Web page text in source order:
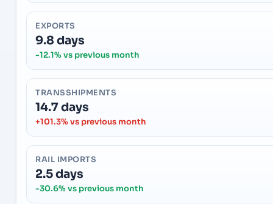
EXPORTS
9.8 days
-12.1% vs previous month
TRANSSHIPMENTS
14.7 days
+101.3% vs previous month
RAIL IMPORTS
2.5 days
-30.6% vs previous month